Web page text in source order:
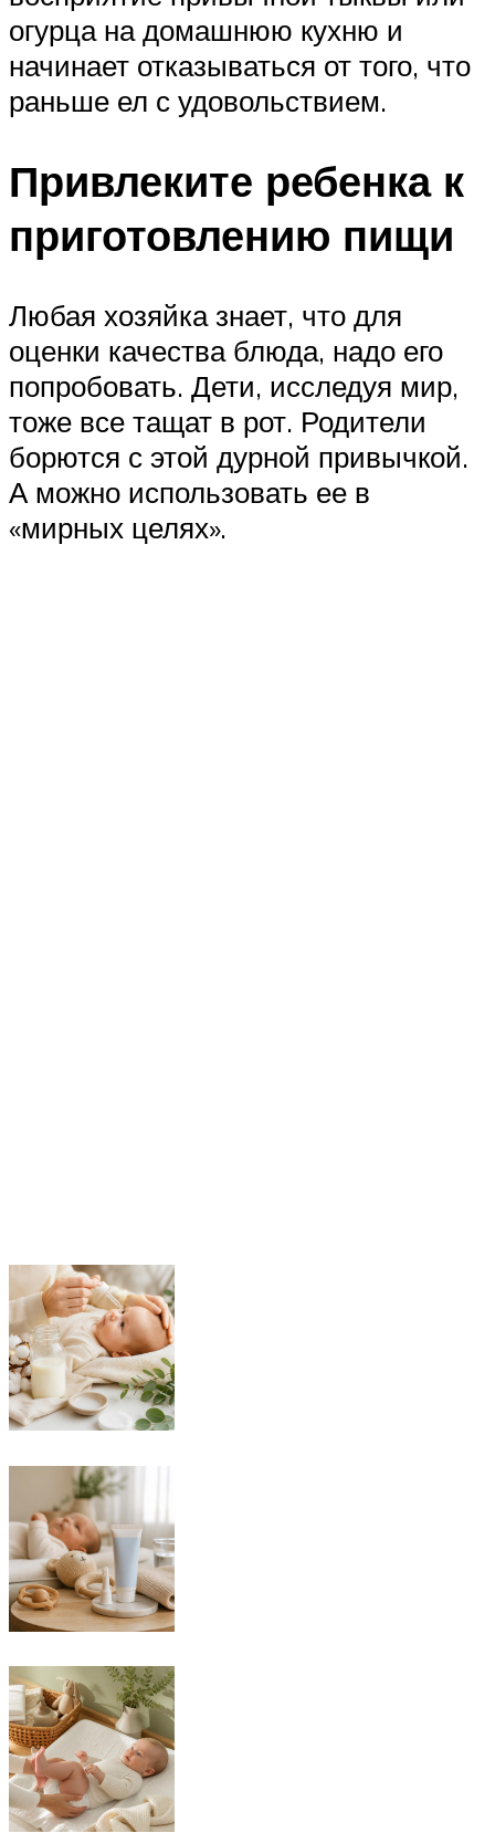
огурца на домашнюю кухню и
начинает отказываться от того, что
раньше ел с удовольствием.
Привлеките ребенка к
приготовлению пищи
Любая хозяйка знает, что для
оценки качества блюда, надо его
попробовать. Дети, исследуя мир,
тоже все тащат в рот. Родители
борются с этой дурной привычкой.
А можно использовать ее в
«мирных целях».